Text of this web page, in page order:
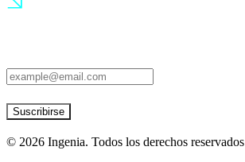
Suscribirse
© 2026 Ingenia. Todos los derechos reservados